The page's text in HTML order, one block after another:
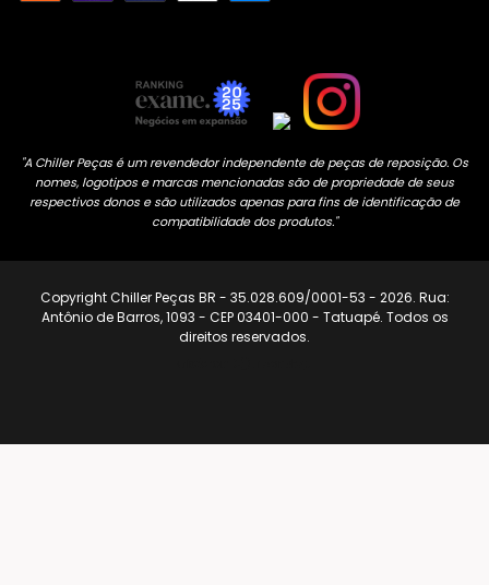
"A Chiller Peças é um revendedor independente de peças de reposição. Os
nomes, logotipos e marcas mencionadas são de propriedade de seus
respectivos donos e são utilizados apenas para fins de identificação de
compatibilidade dos produtos."